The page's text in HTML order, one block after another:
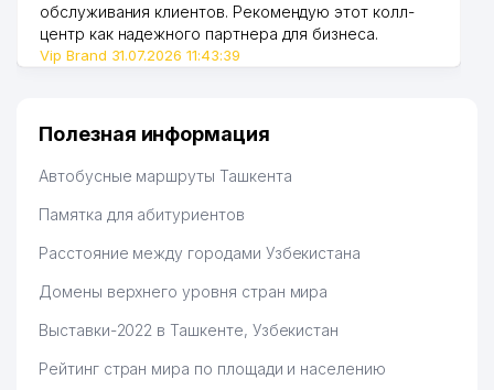
обслуживания клиентов. Рекомендую этот колл-
центр как надежного партнера для бизнеса.
Vip Brand 31.07.2026 11:43:39
Полезная информация
Автобусные маршруты Ташкента
Памятка для абитуриентов
Расстояние между городами Узбекистана
Домены верхнего уровня стран мира
Выставки-2022 в Ташкенте, Узбекистан
Рейтинг стран мира по площади и населению